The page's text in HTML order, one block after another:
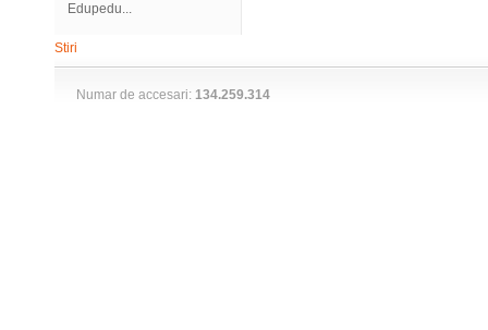
Edupedu...
Stiri
Numar de accesari: 134.259.314